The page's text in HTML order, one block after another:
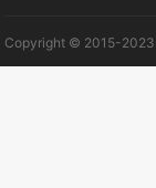
Copyright © 2015-2023